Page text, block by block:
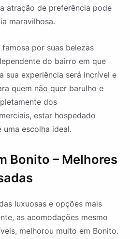
atração de preferência pode
maravilhosa.
por suas belezas
do bairro em que
sua experiência será incrível e
quem não quer barulho e
dos
estar hospedado
escolha ideal.
Bonito – Melhores
luxuosas e opções mais
as acomodações mesmo
melhorou muito em Bonito.